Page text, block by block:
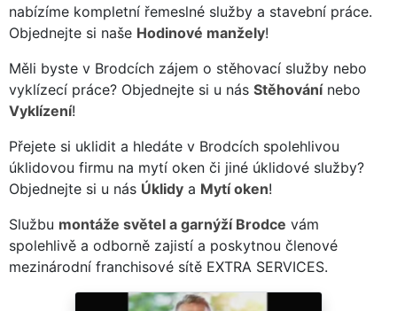
nabízíme kompletní řemeslné služby a stavební práce.
Objednejte si naše Hodinové manžely!
Měli byste v Brodcích zájem o stěhovací služby nebo
vyklízecí práce? Objednejte si u nás Stěhovánínebo
Vyklízení!
Přejete si uklidit a hledáte v Brodcích spolehlivou
úklidovou firmu na mytí oken či jiné úklidové služby?
Objednejte si u nás Úklidy a Mytí oken!
Službu montáže světel a garnýží Brodce vám
spolehlivě a odborně zajistí a poskytnou členové
mezinárodní franchisové sítě EXTRA SERVICES.